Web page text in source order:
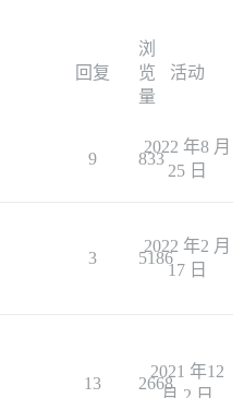
回复
浏
览
量
活动
9 833
2022 年8 月
25 日
3 5186
2022 年2 月
17 日
13 2668
2021 年12